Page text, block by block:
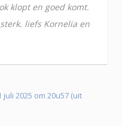
klopt en goed komt.
liefs Kornelia en
juli 2025 om 20u57 (uit